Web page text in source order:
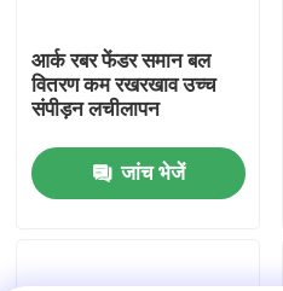
हमारे बारे में
कारखाना भ्रमण
आर्क रबर फेंडर समान बल
वितरण कम रखरखाव उच्च
संपीड़न लचीलापन
जांच भेजें